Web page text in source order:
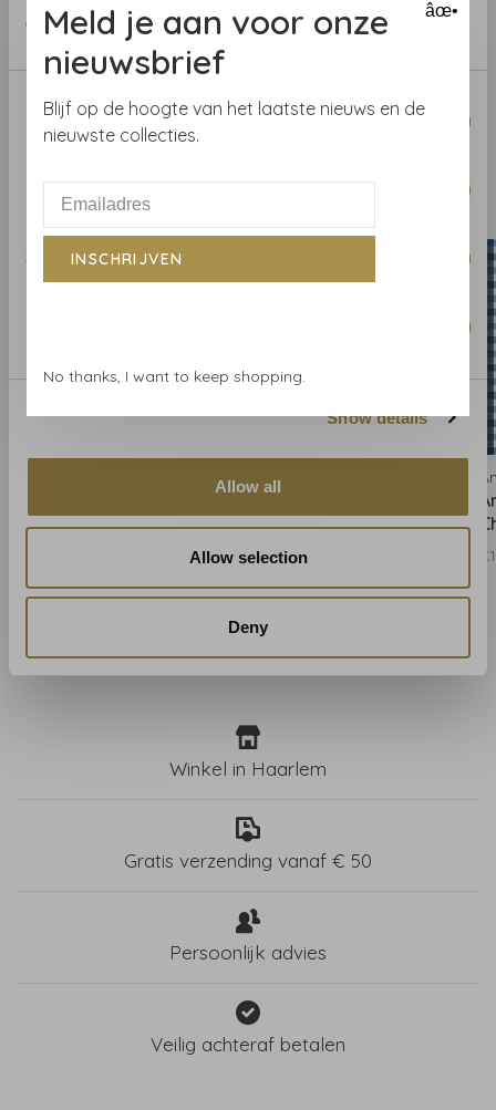
of their services.
Consent
Selection
Necessary
Statistics
Show details
Allow all
Allow selection
Deny
V : 8.89 cm
Gerelateerde producten
Check Brown - AT15144
Anna French
Check Green - AT15145
€176,00
Winkel in Haarlem
Gratis verzending vanaf € 50
Persoonlijk advies
Veilig achteraf betalen
âœ•
Meld je aan voor onze
nieuwsbrief
Blijf op de hoogte van het laatste nieuws en de
nieuwste collecties.
INSCHRIJVEN
No thanks, I want to keep shopping.